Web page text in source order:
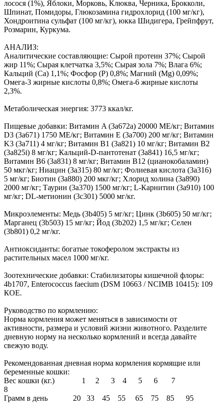
лосося (1%), Яблоки, Морковь, Клюква, Черника, Брокколи,
Шпинат, Помидоры, Глюкозамина гидрохлорид (100 мг/кг),
Хондроитина сульфат (100 мг/кг), юкка Шидигера, Грейпфрут,
Розмарин, Куркума.
АНАЛИЗ:
Аналитические составляющие: Сырой протеин 37%; Сырой
жир 11%; Сырая клетчатка 3,5%; Сырая зола 7%; Влага 6%;
Кальций (Са) 1,1%; Фосфор (P) 0,8%; Магний (Mg) 0,09%;
Омега-3 жирные кислоты 0,8%; Омега-6 жирные кислоты
2,3%.
Метаболическая энергия: 3773 ккал/кг.
Пищевые добавки: Витамин A (3a672a) 20000 МЕ/кг; Витамин
D3 (3а671) 1750 МЕ/кг; Витамин Е (3а700) 200 мг/кг; Витамин
K3 (3a711) 4 мг/кг; Витамин B1 (3a821) 10 мг/кг; Витамин B2
(3a825i) 8 мг/кг; Кальций-D-пантотенат (3a841) 16,5 мг/кг;
Витамин B6 (3a831) 8 мг/кг; Витамин B12 (цианокобаламин)
50 мкг/кг; Ниацин (3a315) 80 мг/кг; Фолиевая кислота (3a316)
5 мг/кг; Биотин (3a880) 200 мкг/кг; Хлорид холина (3a890)
2000 мг/кг; Таурин (3a370) 1500 мг/кг; L-Карнитин (3a910) 100
мг/кг; DL-метионин (3c301) 5000 мг/кг.
Микроэлементы: Медь (3b405) 5 мг/кг; Цинк (3b605) 50 мг/кг;
Марганец (3b503) 15 мг/кг; Йод (3b202) 1,5 мг/кг; Селен
(3b801) 0,2 мг/кг.
Антиоксиданты: богатые токоферолом экстракты из
растительных масел 1000 мг/кг.
Зоотехнические добавки: Стабилизаторы кишечной флоры:
4b1707, Enterococcus faecium (DSM 10663 / NCIMB 10415): 109
КОЕ.
Руководство по кормлению:
Норма кормления может меняться в зависимости от
активности, размера и условий жизни животного. Разделите
дневную норму на несколько кормлений и всегда давайте
свежую воду.
Рекомендованная дневная норма кормления кормящие или
беременные кошки:
Вес кошки (кг.) 1 2 3 4 5 6 7
8
Грамм в день 20 33 45 55 65 75 85 95